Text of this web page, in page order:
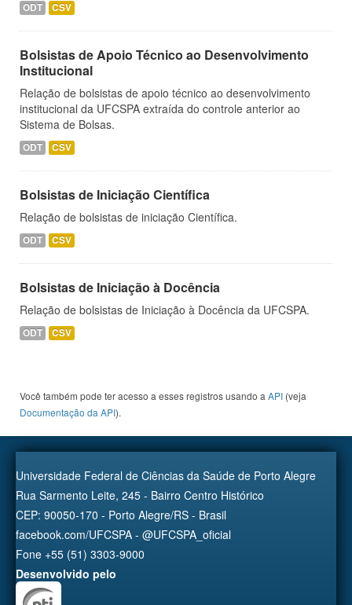
ODT CSV
Bolsistas de Apoio Técnico ao Desenvolvimento
Institucional
Relação de bolsistas de apoio técnico ao desenvolvimento
institucional da UFCSPA extraída do controle anterior ao
Sistema de Bolsas.
ODT CSV
Bolsistas de Iniciação Científica
Relação de bolsistas de iniciação Científica.
ODT CSV
Bolsistas de Iniciação à Docência
Relação de bolsistas de Iniciação à Docência da UFCSPA.
ODT CSV
Você também pode ter acesso a esses registros usando a API (veja
Documentação da API).
Universidade Federal de Ciências da Saúde de Porto Alegre
Rua Sarmento Leite, 245 - Bairro Centro Histórico
CEP: 90050-170 - Porto Alegre/RS - Brasil
facebook.com/UFCSPA - @UFCSPA_oficial
Fone +55 (51) 3303-9000
Desenvolvido pelo